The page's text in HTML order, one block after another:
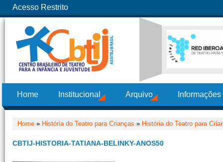
Acesso Restrito
Home Institucional Arquivo
Home » História do Teatro para Crianças » História do Teatro para
CBTIJ-HISTORIA-TATIANA-BELINKY-ANOS50